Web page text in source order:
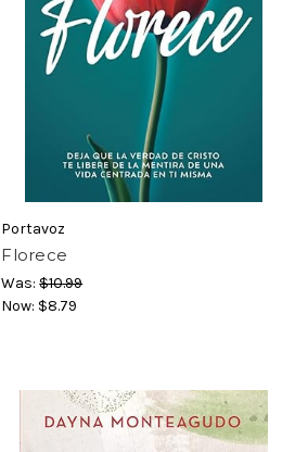
Portavoz
Florece
Was:$10.99
Now: $8.79